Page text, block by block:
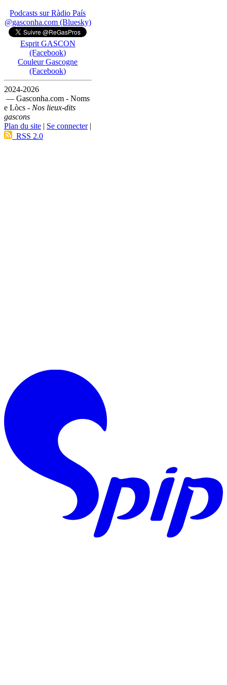
Podcasts sur Ràdio País
@gasconha.com (Bluesky)
Esprit GASCON
(Facebook)
Couleur Gascogne
(Facebook)
2024-2026
— Gasconha.com - Noms
e Lòcs - Nos lieux-dits
gascons
Plan du site | Se connecter|
RSS 2.0